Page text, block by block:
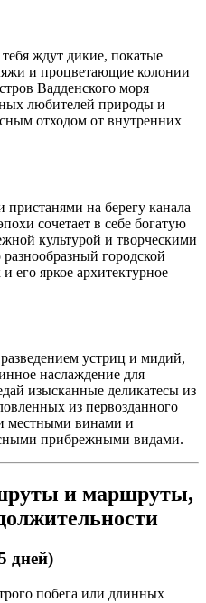
тебя ждут дикие, покатые
и процветающие колонии
Вадденского моря
любителей природы и
отходом от внутренних
пристанями на берегу канала
сочетает в себе богатую
культурой и творческими
городской
его яркое архитектурное
устриц и мидий,
наслаждение для
изысканные деликатесы из
из первозданного
местными винами и
прибрежными видами.
и маршруты,
дней)
побега или длинных